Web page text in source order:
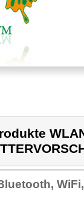
WiFi,